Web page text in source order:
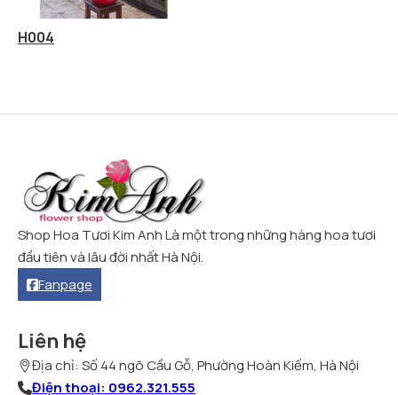
H004
Shop Hoa Tươi Kim Anh Là một trong những hàng hoa tươi
đầu tiên và lâu đời nhất Hà Nội.
Fanpage
Liên hệ
Địa chỉ: Số 44 ngõ Cầu Gỗ, Phường Hoàn Kiếm, Hà Nội
Điện thoại: 0962.321.555